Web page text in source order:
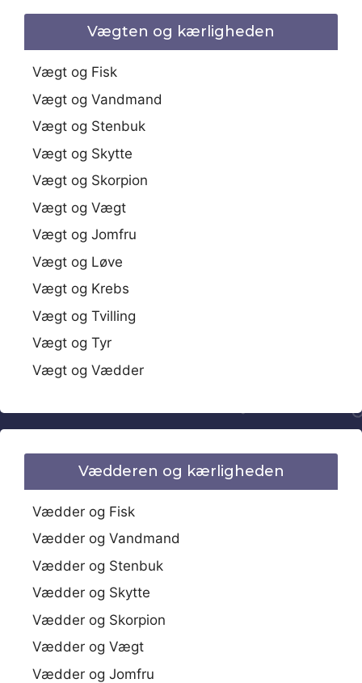
Vægten og kærligheden
Vægt og Fisk
Vægt og Vandmand
Vægt og Stenbuk
Vægt og Skytte
Vægt og Skorpion
Vægt og Vægt
Vægt og Jomfru
Vægt og Løve
Vægt og Krebs
Vægt og Tvilling
Vægt og Tyr
Vægt og Vædder
Vædderen og kærligheden
Vædder og Fisk
Vædder og Vandmand
Vædder og Stenbuk
Vædder og Skytte
Vædder og Skorpion
Vædder og Vægt
Vædder og Jomfru